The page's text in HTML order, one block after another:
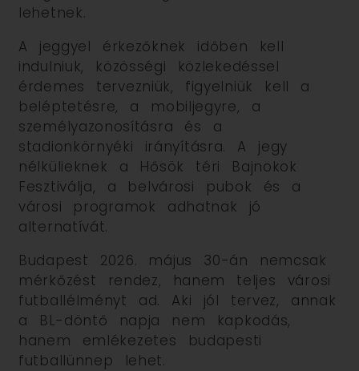
lehetnek.
A jeggyel érkezőknek időben kell
indulniuk, közösségi közlekedéssel
érdemes tervezniük, figyelniük kell a
beléptetésre, a mobiljegyre, a
személyazonosításra és a
stadionkörnyéki irányításra. A jegy
nélkülieknek a Hősök téri Bajnokok
Fesztiválja, a belvárosi pubok és a
városi programok adhatnak jó
alternatívát.
Budapest 2026. május 30-án nemcsak
mérkőzést rendez, hanem teljes városi
futballélményt ad. Aki jól tervez, annak
a BL-döntő napja nem kapkodás,
hanem emlékezetes budapesti
futballünnep lehet.